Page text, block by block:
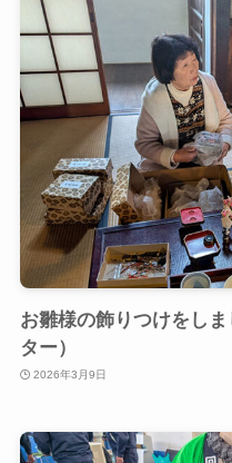
お雛様の飾りつけをし
ター）
2026年3月9日